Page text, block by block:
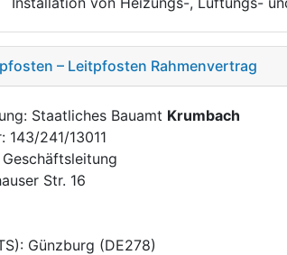
– Leitpfosten Rahmenvertrag
Staatliches Bauamt Krumbach
143/241/13011
Str. 16
Günzburg (DE278)